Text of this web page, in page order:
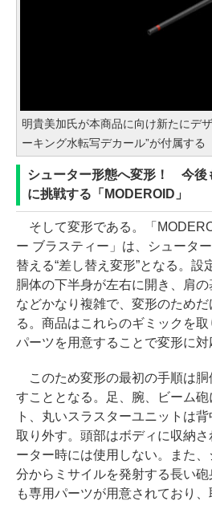
明貴美加氏が本商品に向け新たにデ
ーキング水転写デカール”が付属する
シューター形態へ変形！ 今後
に挑戦する「MODEROID」
そして変形である。「
ー ブラスティー」は、シュータ
替える“差し替え変形”となる。設
胴体の下半身が左右に開き、肩の
などかなり複雑で、変形のため
る。商品はこれらのギミックを
パーツを用意することで変形に対
このため変形の最初の手順は胴
すこととなる。足、腕、ビーム
ト、丸いスラスターユニットは
取り外す。頭部はボディに収納さ
ーター時には使用しない。また
分からミサイルを発射する長い
も専用パーツが用意されており、